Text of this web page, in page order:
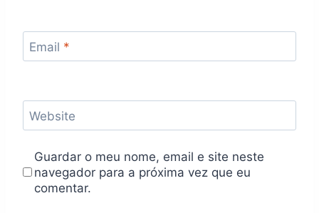
Email *
Website
Guardar o meu nome, email e site neste
navegador para a próxima vez que eu
comentar.